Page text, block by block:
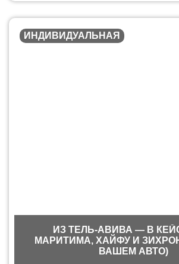
ИНДИВИДУАЛЬНАЯ
ИЗ ТЕЛЬ-АВИВА — В
МАРИТИМА, ХАЙФУ И
ВАШЕМ АВТО)